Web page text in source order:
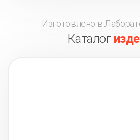
Изготовлено в
Каталог